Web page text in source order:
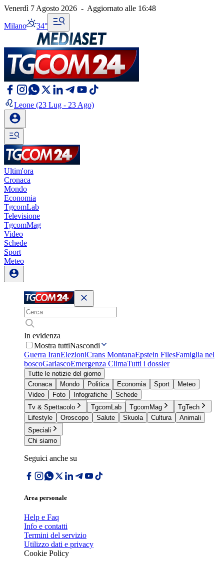
Venerdì 7 Agosto 2026 - Aggiornato alle 16:48
Milano 34°
Leone (23 Lug - 23 Ago)
Ultim'ora
Cronaca
Mondo
Economia
TgcomLab
Televisione
TgcomMag
Video
Schede
Sport
Meteo
In evidenza
Mostra tuttiNascondi
Guerra IranElezioniCrans MontanaEpstein FilesFamiglia nel
boscoGarlascoEmergenza ClimaTutti i dossier
Tutte le notizie del giorno
Cronaca
Mondo Politica Economia Sport
Meteo
Video
Foto Infografiche
Schede
Tv & Spettacolo
TgcomLab TgcomMag
TgTech
Lifestyle
Oroscopo Salute Skuola Cultura
Animali
Speciali
Chi siamo
Seguici anche su
Area personale
Help e Faq
Info e contatti
Termini del servizio
Utilizzo dati e privacy
Cookie Policy